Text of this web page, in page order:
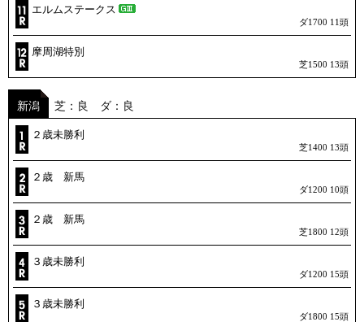
エルムステークス
ダ1700 11頭
摩周湖特別
芝1500 13頭
新潟 芝：良 ダ：良
２歳未勝利
芝1400 13頭
２歳 新馬
ダ1200 10頭
２歳 新馬
芝1800 12頭
３歳未勝利
ダ1200 15頭
３歳未勝利
ダ1800 15頭